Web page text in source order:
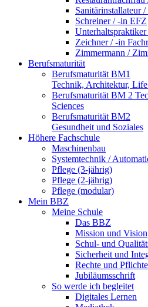
Sanitärinstallateur
Schreiner / -in EFZ
Zeichner / -in
Zimmermann /
Berufsmaturität
Berufsmaturität BM1
Technik, Architektur, Life
Berufsmaturität BM 2
Sciences
Berufsmaturität BM2
Gesundheit und Soziales
Höhere Fachschule
Maschinenbau
Systemtechnik /
Pflege (3-jährig)
Pflege (2-jährig)
Pflege (modular)
Mein BBZ
Meine Schule
Das BBZ
Mission und Vision
Schul- und
Sicherheit und
Rechte und
Jubiläumsschrift
So werde ich begleitet
Digitales Lernen